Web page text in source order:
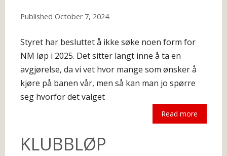
Published October 7, 2024
Styret har besluttet å ikke søke noen form for
NM løp i 2025. Det sitter langt inne å ta en
avgjørelse, da vi vet hvor mange som ønsker å
kjøre på banen vår, men så kan man jo spørre
seg hvorfor det valget
Read more
KLUBBLØP